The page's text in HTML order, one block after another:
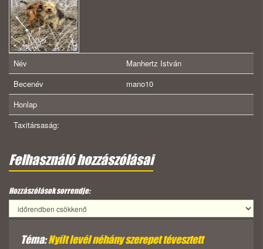
Név
Manhertz István
Becenév
mano10
Honlap
Taxitársaság:
Felhasználó hozzászólásai
Hozzászólások sorrendje:
Téma:Nyílt levél néhány szerepet tévesztett